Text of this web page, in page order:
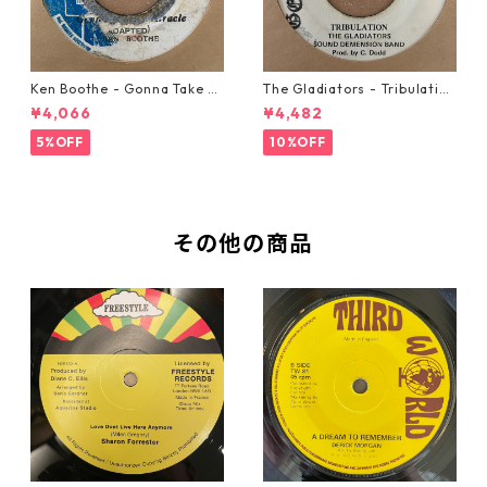
Ken Boothe - Gonna Take A
Miracle【7-21362】
¥4,066
5%OFF
The Gladiators - Tribulation
【7-21365】
¥4,482
10%OFF
その他の商品